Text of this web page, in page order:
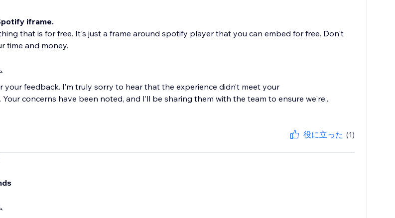
iframe.
that is for free. It's just a frame around spotify player that you can embed for free. Don't
time and money.
your feedback. I’m truly sorry to hear that the experience didn’t meet your
concerns have been noted, and I’ll be sharing them with the team to ensure we're...
役に立った (1)